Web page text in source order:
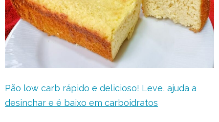
Pão low carb rápido e delicioso! Leve, ajuda a
desinchar e é baixo em carboidratos